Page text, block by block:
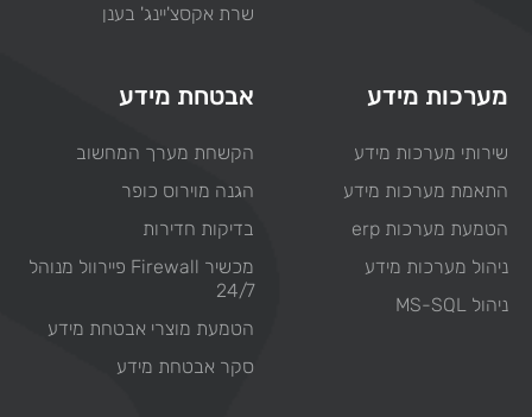
שרת אקסצ'יינג' בענן
מערכות מידע
שירותי מערכות מידע
התאמת מערכות מידע
הטמעת מערכות erp
ניהול מערכות מידע
ניהול MS-SQL
אבטחת מידע
הקשחת מערך המחשוב
הגנה מוירוס כופר
בדיקות חדירות
מכשיר Firewall פיירוול מנוהל
24/7
הטמעת מוצרי אבטחת מידע
סקר אבטחת מידע